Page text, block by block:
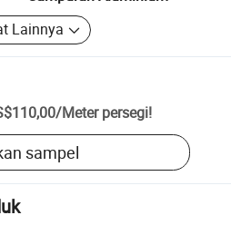
Lainnya
/Meter persegi!
sampel